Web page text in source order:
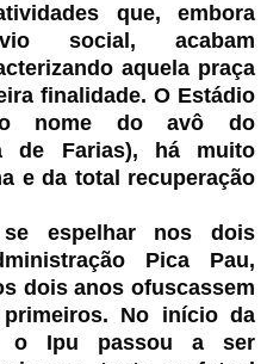
que, embora
social, acabam
aquela praça
finalidade. O Estádio
nome do avô do
de Farias), há muito
e da total recuperação
espelhar nos dois
Pica Pau,
dois anos ofuscassem
No início da
o Ipu passou a ser